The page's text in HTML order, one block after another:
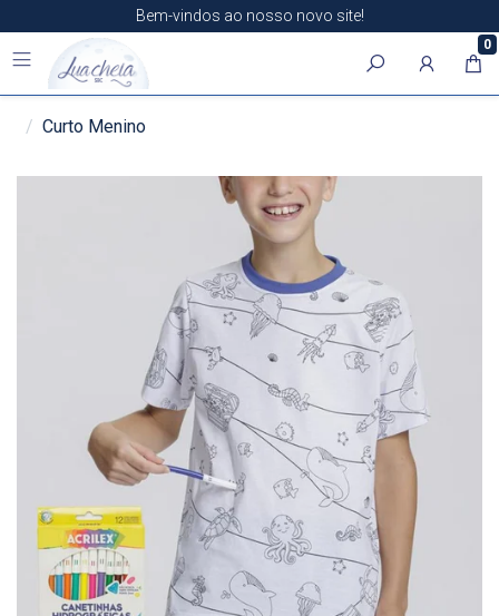
Bem-vindos ao nosso novo site!
0
Curto Menino